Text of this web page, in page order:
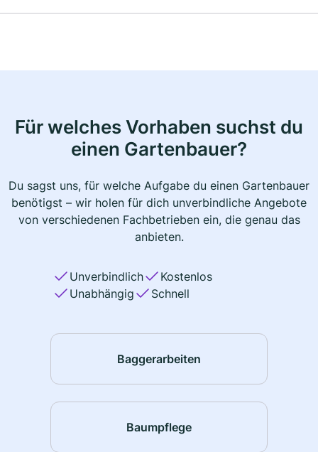
Für welches Vorhaben suchst du
einen Gartenbauer?
Du sagst uns, für welche Aufgabe du einen Gartenbauer
benötigst – wir holen für dich unverbindliche Angebote
von verschiedenen Fachbetrieben ein, die genau das
anbieten.
Unverbindlich
Kostenlos
Unabhängig
Schnell
Baggerarbeiten
Baumpflege